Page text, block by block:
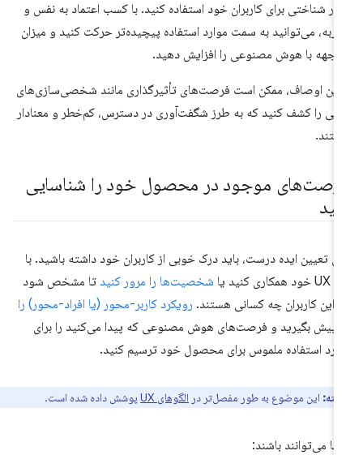
شناختی برای کاربران خود استفاده کنید. با کسب اعتماد به نفس و
می‌توانید به سمت موارد استفاده پیچیده‌تر حرکت کنید و میزان
با هوش مصنوعی را افزایش دهید.
این اوصاف، ممکن است فرصت‌های تأثیرگذاری مانند شخصی‌سازی‌های
را کشف کنید که به طرز شگفت‌آوری در دسترس، کم‌خطر و معنادار
موجود در محصول خود را شناسایی
تعیین ایده درست، باید درک خوبی از کاربران خود داشته باشید. با
شخصیت‌ها را مرور کنیدتا مشخص شود
این کاربران چه کسانی هستند.رویکرد کاربر-محور (یا افراد-محور) را
پیش بگیرید و فرصت‌های هوش مصنوعی که پیدا می‌کنید را برای
استفاده ملموس برای محصول خود ترسیم کنید.
این موضوع به طور مفصل‌تر درالگوهای UX پوشش داده شده است.
می‌توانند باشند: